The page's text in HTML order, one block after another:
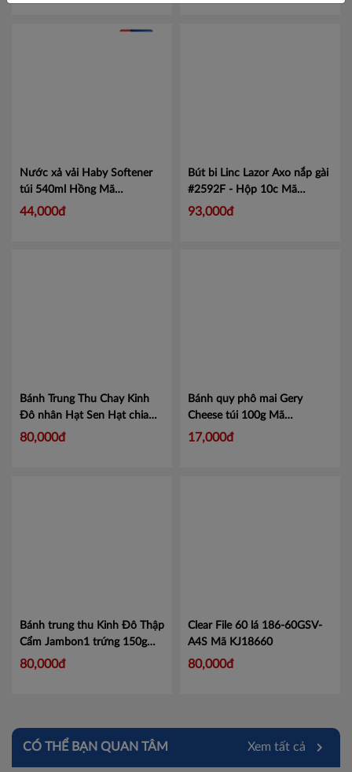
Cần Thơ
An Giang
Hậu Giang
Kiên Giang
Vĩnh Long
Hải Dương
Nước xả vải Haby Softener
túi 540ml Hồng Mã
18859423200257
44,000đ
Bút bi Linc Lazor Axo nắp gài
#2592F - Hộp 10c Mã
LIN2592
93,000đ
Bánh Trung Thu Chay Kinh
Đô nhân Hạt Sen Hạt chia
150gMã XHS
80,000đ
Bánh quy phô mai Gery
Cheese túi 100g Mã
101098711
17,000đ
Bánh trung thu Kinh Đô Thập
Cẩm Jambon1 trứng 150g
Mã 31
80,000đ
Clear File 60 lá 186-60GSV-
A4S Mã KJ18660
80,000đ
CÓ THỂ BẠN QUAN TÂM Xem tất cả